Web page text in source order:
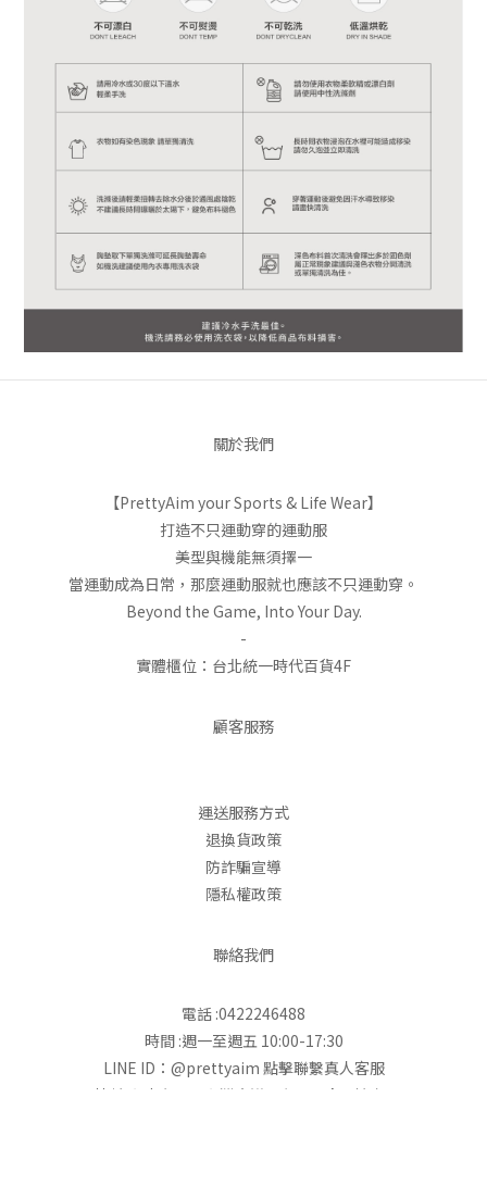
立即購買
關於我們
【PrettyAim your Sports & Life Wear】
打造不只運動穿的運動服
美型與機能無須擇一
當運動成為日常，那麼運動服就也應該不只運動穿。
Beyond the Game, Into Your Day.
-
實體櫃位：台北統一時代百貨4F
顧客服務
運送服務方式
退換貨政策
防詐騙宣導
隱私權政策
聯絡我們
電話 :0422246488
時間 :週一至週五 10:00-17:30
LINE ID：@prettyaim 點擊聯繫真人客服
地址:台中市西區台灣大道二段501號23樓之1